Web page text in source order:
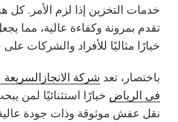
خدمات التخزين إذا لزم الأمر. كل
تقدم بمرونة وكفاءة عالية، مما
خيارًا مثاليًا للأفراد والشركات
باختصار، تعد شركة
في الرياض خيارًا استثنائيًا لمن
نقل عفش موثوقة وذات جودة